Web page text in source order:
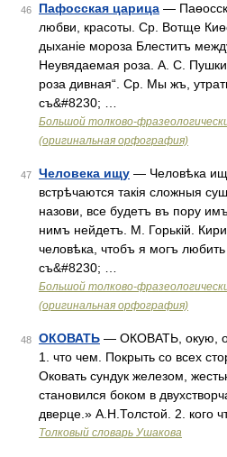
46 Пафосская царица —
любви, красоты. Ср. Вотще
дыханіе мороза Блеститъ
Неувядаемая роза. А. С.
роза дивная“. Ср. Мы жъ,
съ&#8230; …
Большой толково-
(оригинальная орфография)
47 Человека ищу — Человѣка
встрѣчаются такія сложныя
назови, все будетъ въ пору
нимъ нейдетъ. М. Горькій.
человѣка, чтобъ я могъ любить
съ&#8230; …
Большой толково-
(оригинальная орфография)
48 ОКОВАТЬ — ОКОВАТЬ, окую,
1. что чем. Покрыть со всех
Оковать сундук железом,
становился боком в
дверце.» А.Н.Толстой. 2. кого
Толковый словарь Ушакова